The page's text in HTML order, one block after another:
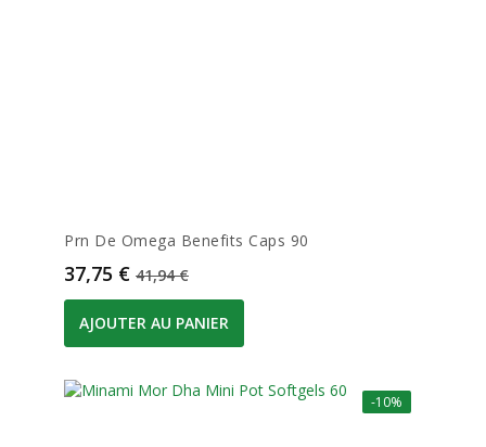
Prn De Omega Benefits Caps 90
Prix
37,75 € Prix de base
41,94 €
AJOUTER AU PANIER
-10%